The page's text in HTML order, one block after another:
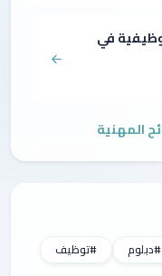
في
المهنية
#دبلوم
#توظيف